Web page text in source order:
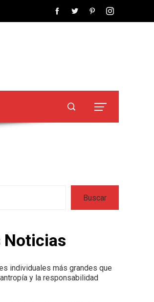
Buscar
Noticias
individuales más grandes que
y la responsabilidad